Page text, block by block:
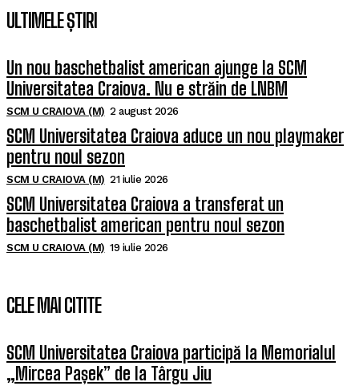
ULTIMELE ȘTIRI
Un nou baschetbalist american ajunge la SCM
Universitatea Craiova. Nu e străin de LNBM
SCM U CRAIOVA (M) 2 august 2026
SCM Universitatea Craiova aduce un nou playmaker
pentru noul sezon
SCM U CRAIOVA (M) 21 iulie 2026
SCM Universitatea Craiova a transferat un
baschetbalist american pentru noul sezon
SCM U CRAIOVA (M) 19 iulie 2026
CELE MAI CITITE
SCM Universitatea Craiova participă la Memorialul
„Mircea Pașek” de la Târgu Jiu